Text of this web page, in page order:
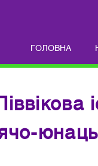
ГОЛОВНА